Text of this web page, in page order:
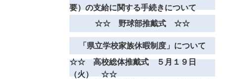
要）の支給に関する手続きについて
☆☆ 野球部推戴式 ☆☆
「県立学校家族休暇制度」について
☆☆ 高校総体推戴式 ５月１９日
（火） ☆☆